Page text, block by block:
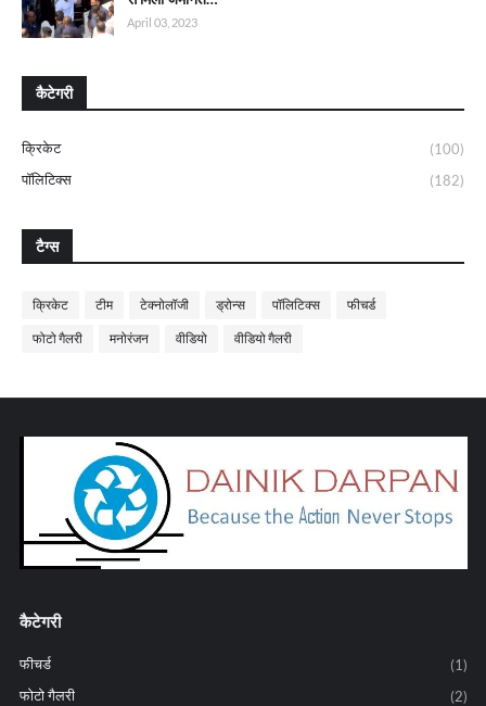
April 03, 2023
कैटेगरी
क्रिकेट
(100)
पॉलिटिक्स
(182)
टैग्स
क्रिकेट टीम टेक्नोलॉजी ड्रोन्स पॉलिटिक्स फीचर्ड
फोटो गैलरी मनोरंजन वीडियो वीडियो गैलरी
कैटेगरी
फीचर्ड
(1)
फोटो गैलरी
(2)